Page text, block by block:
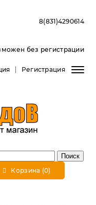
8(831)4290614
без регистрации
Регистрация
Корзина (0)